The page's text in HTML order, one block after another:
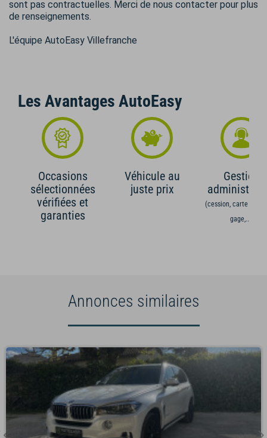
sont pas contractuelles. Merci de nous contacter pour plus
de renseignements.
L'équipe AutoEasy Villefranche
Les Avantages AutoEasy
Occasions
sélectionnées
vérifiées et
garanties
Véhicule au
juste prix
Gestion
(cession, carte grise,
gage,...)
Annonces similaires